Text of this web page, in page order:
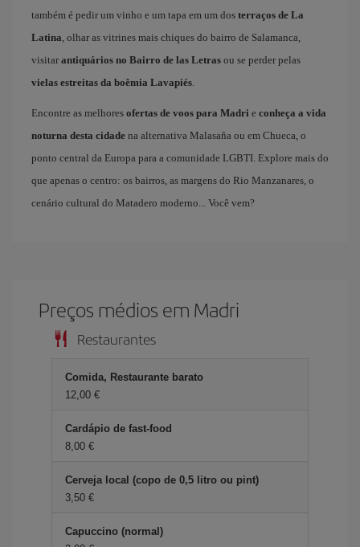
também é pedir um vinho e um tapa em um dos terraços de La
Latina, olhar as vitrines mais chiques do bairro de Salamanca,
visitar antiquários no Bairro de las Letras ou se perder pelas
vielas estreitas da boêmia Lavapiés.
Encontre as melhores ofertas de voos para Madri e conheça a vida
noturna desta cidade na alternativa Malasaña ou em Chueca, o
ponto central da Europa para a comunidade LGBTI. Explore mais do
que apenas o centro: os bairros, as margens do Rio Manzanares, o
cenário cultural do Matadero moderno... Você vem?
Preços médios em Madri
Restaurantes
Comida, Restaurante barato
12,00 €
Cardápio de fast-food
8,00 €
Cerveja local (copo de 0,5 litro ou pint)
3,50 €
Capuccino (normal)